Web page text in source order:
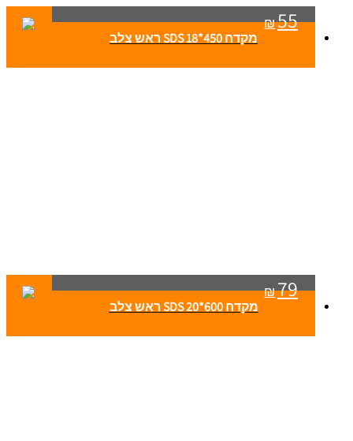
₪55
מקדח SDS 18*450 ראש צלב
₪79
מקדח SDS 20*600 ראש צלב